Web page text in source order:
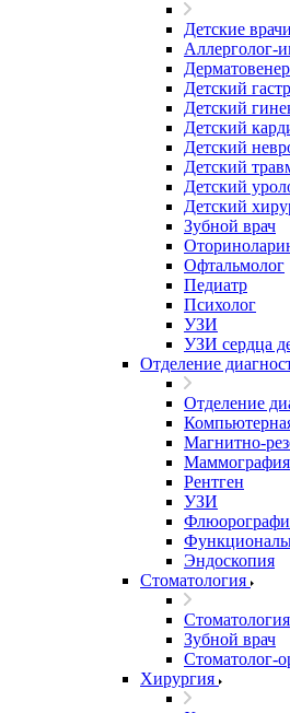
Детские врачи
Аллерголог-
Детский
Детский
Детский
Детский
Детский
Детский
Детский
Зубной врач
Офтальмолог
Педиатр
Психолог
УЗИ
УЗИ сердца
Отделение
Отделение
Магнитно-
Маммография
Рентген
УЗИ
Эндоскопия
Стоматология
Стоматология
Зубной врач
Стоматолог-
Хирургия